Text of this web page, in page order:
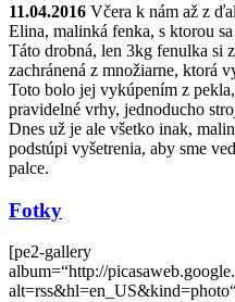
11.04.2016 Včera k nám až z
Elina, malinká fenka, s ktorou
Táto drobná, len 3kg fenulka si
zachránená z množiarne, ktorá
Toto bolo jej vykúpením z
pravidelné vrhy, jednoducho
Dnes už je ale všetko inak,
podstúpi vyšetrenia, aby sme
palce.
Fotky
[pe2-gallery
album=“http://